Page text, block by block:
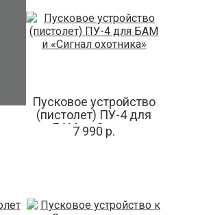
Пусковое устройство
(пистолет) ПУ-4 для
БАМ и «Сигнал
охотника»
7 990 р.